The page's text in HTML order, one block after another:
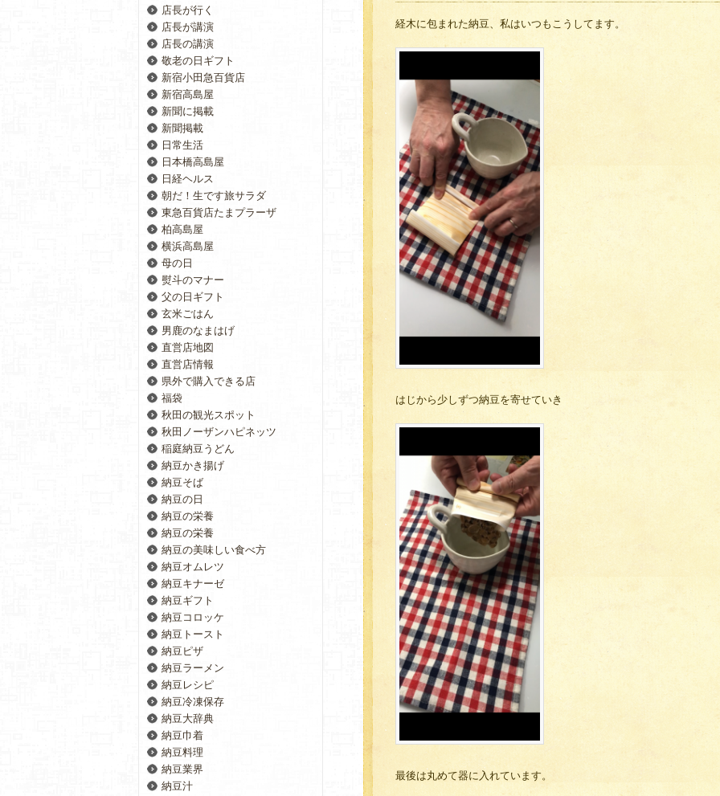
経木に包まれた納豆、私はいつもこうしてます。
はじから少しずつ納豆を寄せていき
最後は丸めて器に入れています。
店長が行く
店長が講演
店長の講演
敬老の日ギフト
新宿小田急百貨店
新宿高島屋
新聞に掲載
新聞掲載
日常生活
日本橋高島屋
日経ヘルス
朝だ！生です旅サラダ
東急百貨店たまプラーザ
柏高島屋
横浜高島屋
母の日
熨斗のマナー
父の日ギフト
玄米ごはん
男鹿のなまはげ
直営店地図
直営店情報
県外で購入できる店
福袋
秋田の観光スポット
秋田ノーザンハピネッツ
稲庭納豆うどん
納豆かき揚げ
納豆そば
納豆の日
納豆の栄養
納豆の栄養
納豆の美味しい食べ方
納豆オムレツ
納豆キナーゼ
納豆ギフト
納豆コロッケ
納豆トースト
納豆ピザ
納豆ラーメン
納豆レシピ
納豆冷凍保存
納豆大辞典
納豆巾着
納豆料理
納豆業界
納豆汁